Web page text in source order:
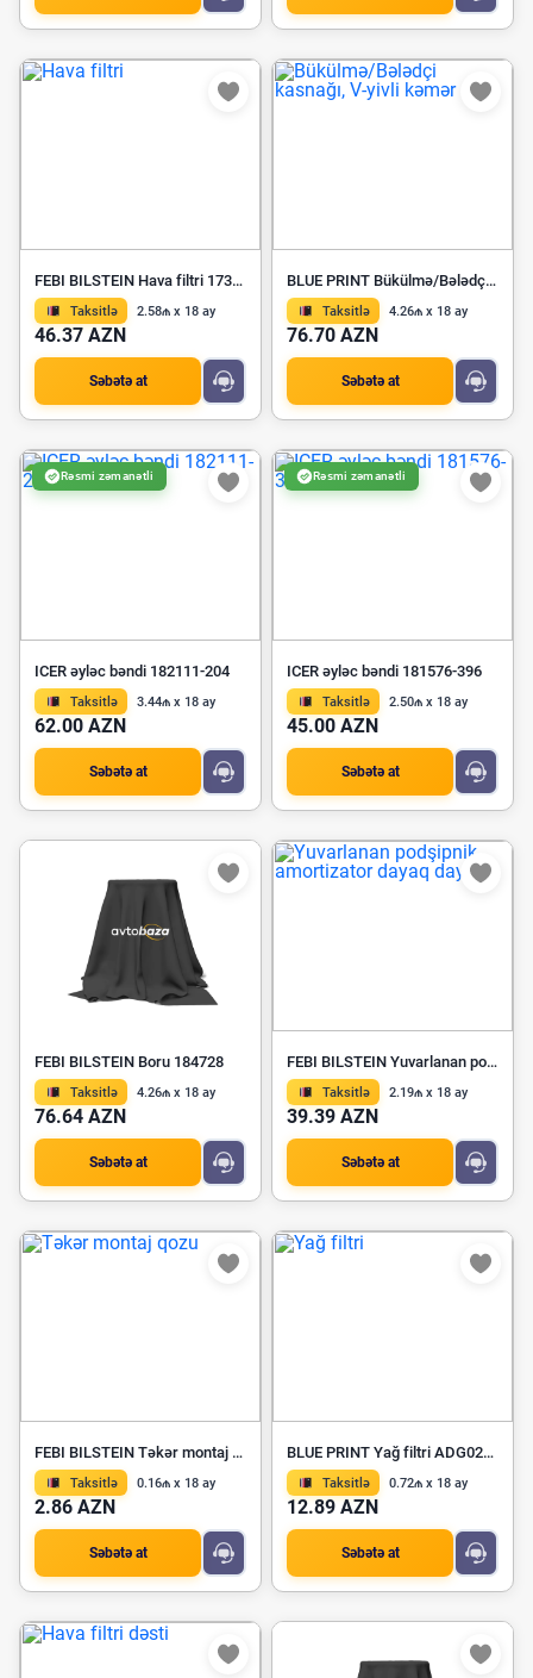
FEBI BILSTEIN Hava filtri 173131
Taksitlə 2.58₼ x 18 ay
46.37 AZN
Səbətə at
BLUE PRINT Bükülmə/Bələdçi kasnağı, V-yivli kəmər ADG07673
Taksitlə 4.26₼ x 18 ay
76.70 AZN
Səbətə at
Rəsmi zəmanətli
ICER əyləc bəndi 182111-204
Taksitlə 3.44₼ x 18 ay
62.00 AZN
Səbətə at
Rəsmi zəmanətli
ICER əyləc bəndi 181576-396
Taksitlə 2.50₼ x 18 ay
45.00 AZN
Səbətə at
FEBI BILSTEIN Boru 184728
Taksitlə 4.26₼ x 18 ay
76.64 AZN
Səbətə at
FEBI BILSTEIN Yuvarlanan podşipnik, amortizator dayaq dayağı 172919
Taksitlə 2.19₼ x 18 ay
39.39 AZN
Səbətə at
FEBI BILSTEIN Təkər montaj qozu 03966
Taksitlə 0.16₼ x 18 ay
2.86 AZN
Səbətə at
BLUE PRINT Yağ filtri ADG02141
Taksitlə 0.72₼ x 18 ay
12.89 AZN
Səbətə at